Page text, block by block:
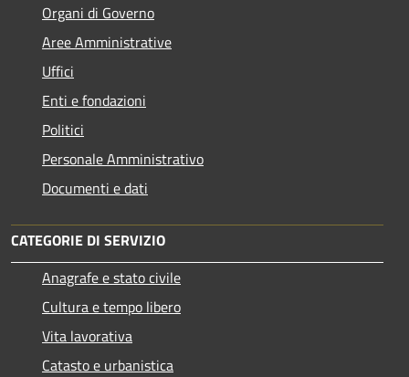
Organi di Governo
Aree Amministrative
Uffici
Enti e fondazioni
Politici
Personale Amministrativo
Documenti e dati
CATEGORIE DI SERVIZIO
Anagrafe e stato civile
Cultura e tempo libero
Vita lavorativa
Catasto e urbanistica